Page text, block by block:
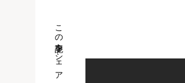
この記事をシェア